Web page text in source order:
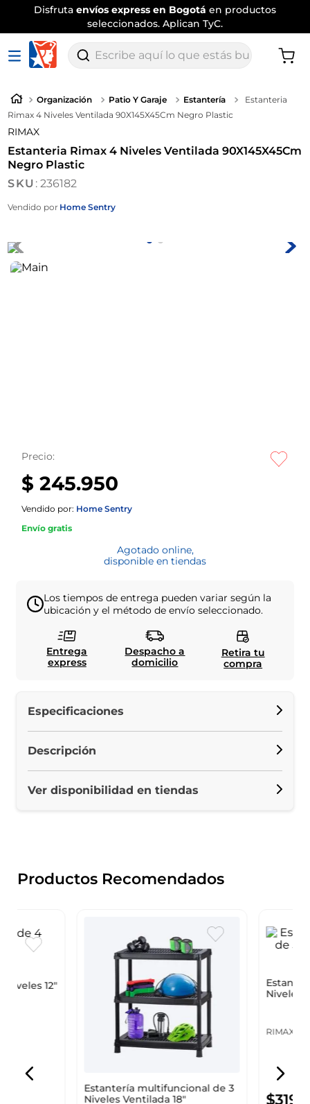
Disfruta envíos express en Bogotá en productos
seleccionados. Aplican TyC.
Escribe aquí lo que estás buscando
Organización Patio Y Garaje Estantería
Estanteria
Rimax 4 Niveles Ventilada 90X145X45Cm Negro Plastic
RIMAX
Estanteria Rimax 4 Niveles Ventilada 90X145X45Cm
Negro Plastic
:236182
Vendido por Home Sentry
Precio:
$ 245.950
Vendido por: Home Sentry
Envío gratis
Agotado online,
disponible en tiendas
Los tiempos de entrega pueden variar según la
ubicación y el método de envío seleccionado.
Entrega
express
Despacho a
domicilio
Retira tu
compra
Especificaciones
Descripción
Ver disponibilidad en tiendas
Productos Recomendados
Estantería multifuncional de 3